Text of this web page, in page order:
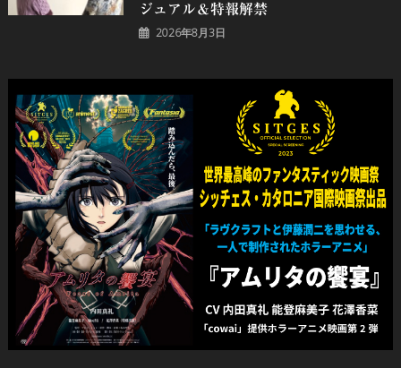
ジュアル＆特報解禁
2026年8月3日